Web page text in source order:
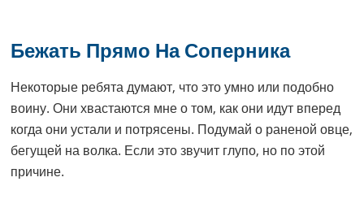
Бежать Прямо На Соперника
Некоторые ребята думают, что это умно или подобно
воину. Они хвастаются мне о том, как они идут вперед
когда они устали и потрясены. Подумай о раненой овце,
бегущей на волка. Если это звучит глупо, но по этой
причине.